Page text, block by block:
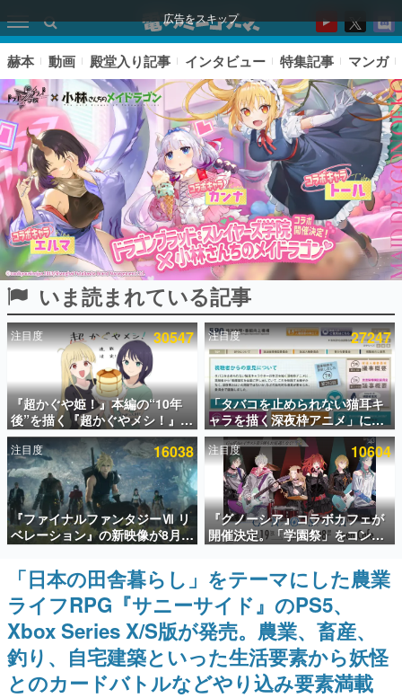
広告をスキップ
ピックアップ
電ファミのいま読まれている記事ランキング
アプリセール情報
インタビュー
連載・特集一覧
殿堂入り記事
SNS拡散数が数千以上！ ページビュー数万以上！ などな
ど。多くの人々に読まれた、電ファミ渾身の“殿堂入り”記
事をまとめました。
ゲームの企画書
名作ゲームクリエイターの方々に製作時のエピソードをお
聞きし、ヒットする企画（ゲーム）とは何か？を探ってい
きます。
赫本
この物語を解いてはいけない。『赫本』は、〈試験問題〉
の形をした短編ホラー小説集です。
赫本 動画 殿堂入り記事 インタビュー 特集記事 マンガ
いま読まれている記事
注目度 30547
『超かぐや姫！』本編の“10年
後”を描く『超かぐやメシ！』
Web連載決定。新たなWebマン
ガレーベル「ビビビコミック」
にて特別話が掲載スタート、あ
のお話には…まだ続きがある！
注目度 27247
「タバコを止められない猫耳キ
ャラを描く深夜枠アニメ」に視
聴者の一部から批判意見。違法
薬物の使用と思しき描写も含め
て、BPOが議論を交わす
注目度 16038
『ファイナルファンタジーⅦ リ
ベレーション』の新映像が8月
26日早朝に公開へ。『FF7』リ
メイクシリーズの完結編、
「gamescom」のオープニング
ナイトライブにてディレクター
の浜口直樹氏が登壇する予定
注目度 10604
『グノーシア』コラボカフェが
開催決定。「学園祭」をコンセ
プトに、模擬店やセツやSQ、ラ
キオたちが学祭バンドを楽しむ
様子を切り取った新グッズが展
開
「日本の田舎暮らし」をテーマにした農業
ライフRPG『サニーサイド』のPS5、
Xbox Series X/S版が発売。農業、畜産、
釣り、自宅建築といった生活要素から妖怪
とのカードバトルなどやり込み要素満載